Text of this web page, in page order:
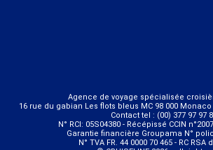
Agence de voyage spécialisée
16 rue du gabian Les flots bleus MC 98 000 Monaco
Contact tel : (00) 377 97 97
N° RCI: 05S04380 - Récépissé CCIN
Garantie financière Groupama N°
N° TVA FR. 44 0000 70 465 - RC RSA